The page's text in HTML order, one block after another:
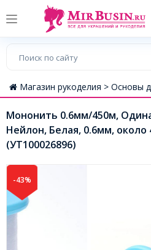
Магазин рукоделия > Основы
Мононить 0.6мм/450м,
Нейлон, Белая, 0.6мм, около
(УТ100026896)
-43%